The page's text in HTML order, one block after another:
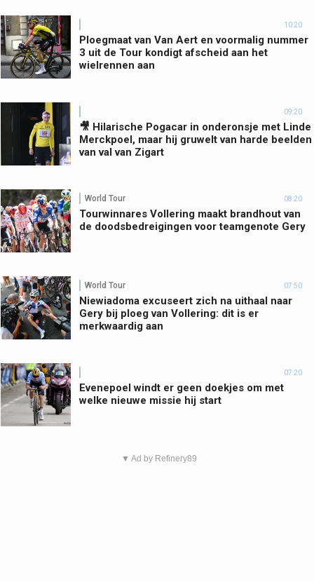
10:20
Ploegmaat van Van Aert en voormalig nummer
3 uit de Tour kondigt afscheid aan het
wielrennen aan
09:20
🎥 Hilarische Pogacar in onderonsje met Linde
Merckpoel, maar hij gruwelt van harde beelden
van val van Zigart
World Tour 08:20
Tourwinnares Vollering maakt brandhout van
de doodsbedreigingen voor teamgenote Gery
World Tour 07:50
Niewiadoma excuseert zich na uithaal naar
Gery bij ploeg van Vollering: dit is er
merkwaardig aan
07:20
Evenepoel windt er geen doekjes om met
welke nieuwe missie hij start
▼ Ad by Refinery89